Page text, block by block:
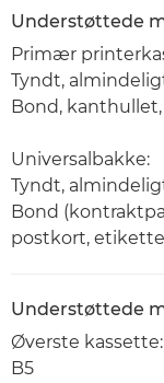
Understøttede
Primær
Tyndt,
Bond,
Universalbakke:
Tyndt,
Bond
postkort,
Understøttede
Øverste kassette:
B5